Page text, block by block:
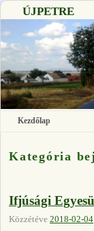
ÚJPETRE
Kezdőlap
Kategória
Ifjúsági
Közzétéve 2018-02-04